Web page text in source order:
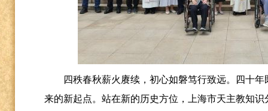
四秩春秋薪火赓续，初心如磐笃行致远。四十
来的新起点。站在新的历史方位，上海市天主教知